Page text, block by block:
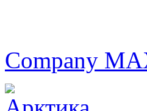
Company